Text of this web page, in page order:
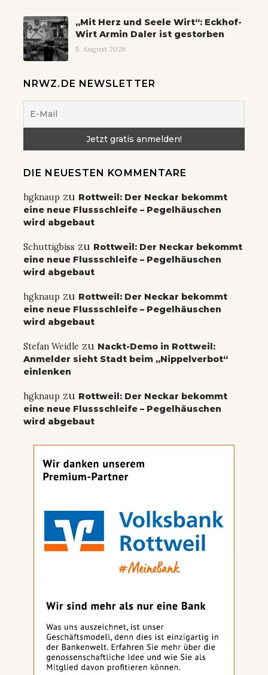
„Mit Herz und Seele Wirt“: Eckhof-
Wirt Armin Daler ist gestorben
5. August 2026
NRWZ.DE NEWSLETTER
DIE NEUESTEN KOMMENTARE
hgknaup zu Rottweil: Der Neckar bekommt
eine neue Flussschleife – Pegelhäuschen
wird abgebaut
Schuttigbiss zu Rottweil: Der Neckar bekommt
eine neue Flussschleife – Pegelhäuschen
wird abgebaut
hgknaup zu Rottweil: Der Neckar bekommt
eine neue Flussschleife – Pegelhäuschen
wird abgebaut
Stefan Weidle zu Nackt-Demo in Rottweil:
Anmelder sieht Stadt beim „Nippelverbot“
einlenken
hgknaup zu Rottweil: Der Neckar bekommt
eine neue Flussschleife – Pegelhäuschen
wird abgebaut